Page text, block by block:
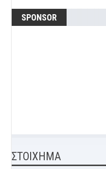
SPONSOR
ΣΤΟΙΧΗΜΑ